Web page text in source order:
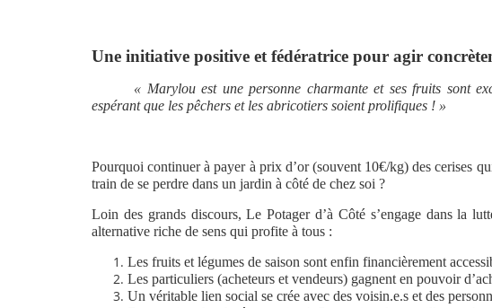
Une initiative positive et fédératrice pour agir
« Marylou est une personne charmante et ses fruits sont
espérant que les pêchers et les abricotiers soient prolifiques ! »
Pourquoi continuer à payer à prix d’or (souvent 10€/kg) des cerises
train de se perdre dans un jardin à côté de chez soi ?
Loin des grands discours, Le Potager d’à Côté s’engage dans la
alternative riche de sens qui profite à tous :
Les fruits et légumes de saison sont enfin financièrement
Les particuliers (acheteurs et vendeurs) gagnent en pouvoir
Un véritable lien social se crée avec des voisin.e.s et des